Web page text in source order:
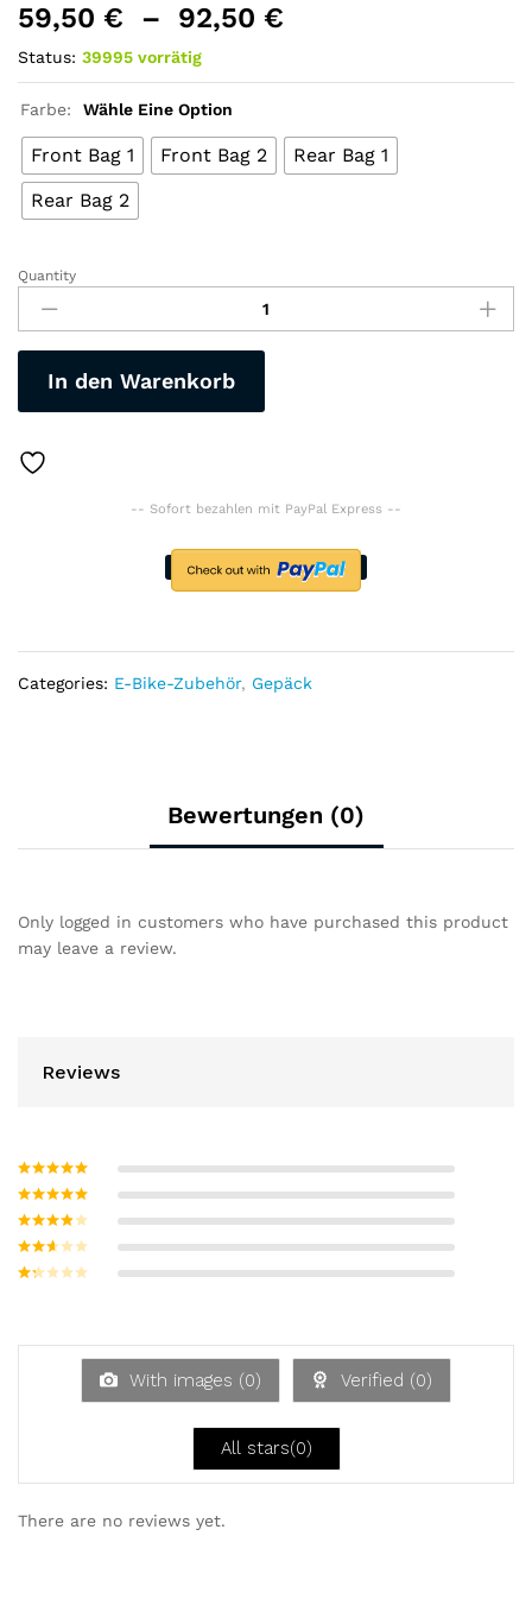
59,50 € – 92,50 €
Status: 39995 vorrätig
Farbe: Wähle Eine Option
Front Bag 1 Front Bag 2
Rear Bag 1
Rear Bag 2
Gepäckträgertasche-
große
Kapazität-
Sattelgepäckträger
schwarz
Sitz
Quantity
In den Warenkorb
-- Sofort bezahlen mit PayPal Express --
Categories: E-Bike-Zubehör, Gepäck
Bewertungen (0)
Only logged in customers who have purchased this product
may leave a review.
Reviews
Bewertet mit
Bewertet
5
Bewerte
von 5
Bew
et
With images (0) Verified (0)
All stars(0)
There are no reviews yet.